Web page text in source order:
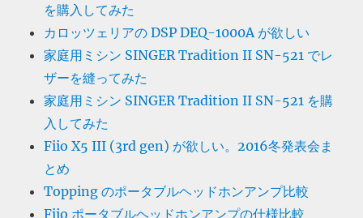
を購入してみた
カロッツェリアの DSP DEQ-1000A が欲しい
家庭用ミシン SINGER Tradition II SN-521 でレ
ザーを縫ってみた
家庭用ミシン SINGER Tradition II SN-521 を購
入してみた
Fiio X5 III (3rd gen) が欲しい。2016冬発表会ま
とめ
Topping のポータブルヘッドホンアンプ比較
Fiio ポータブルヘッドホンアンプの仕様比較